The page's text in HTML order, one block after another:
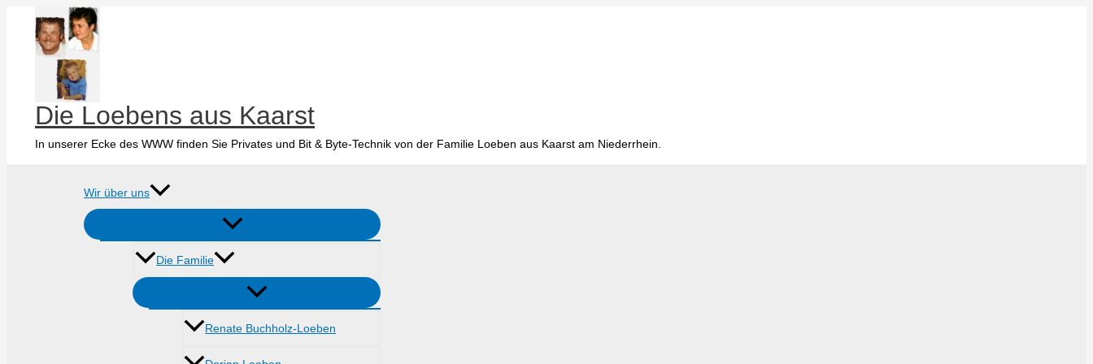
springen
Die Loebens aus Kaarst
In unserer Ecke des WWW finden Sie Privates und Bit & Byte-Technik von der Familie Loeben aus Kaarst am Niederrhein.
Wir über uns
Die Familie
Renate Buchholz-Loeben